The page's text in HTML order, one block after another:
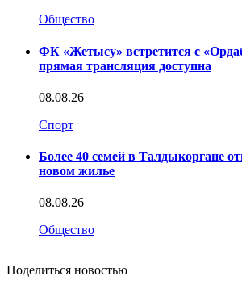
Общество
ФК «Жетысу» встретится с
прямая трансляция доступна
08.08.26
Спорт
Более 40 семей в Талдыкоргане
новом жилье
08.08.26
Общество
Поделиться новостью